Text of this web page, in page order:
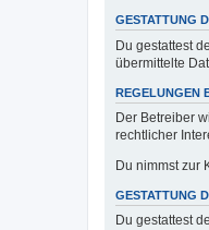
GESTATTUNG
Du gestattest
übermittelte
REGELUNGEN
Der Betreiber
rechtlicher
Du nimmst zur
GESTATTUNG
Du gestattest